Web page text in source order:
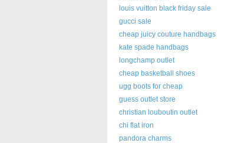
louis vuitton black friday sale
gucci sale
cheap juicy couture handbags
kate spade handbags
longchamp outlet
cheap basketball shoes
ugg boots for cheap
guess outlet store
christian louboutin outlet
chi flat iron
pandora charms